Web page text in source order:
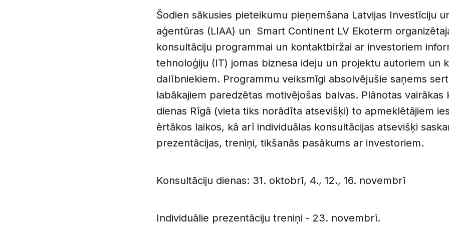
Šodien sākusies pieteikumu pieņemšana Latvijas Investīciju
aģentūras (LIAA) un Smart Continent LV Ekoterm
konsultāciju programmai un kontaktbiržai ar investoriem
tehnoloģiju (IT) jomas biznesa ideju un projektu autoriem un
dalībniekiem. Programmu veiksmīgi absolvējušie saņems
labākajiem paredzētas motivējošas balvas. Plānotas vairākas
dienas Rīgā (vieta tiks norādīta atsevišķi) to apmeklētājiem
ērtākos laikos, kā arī individuālas konsultācijas atsevišķi
prezentācijas, treniņi, tikšanās pasākums ar investoriem.
Konsultāciju dienas: 31. oktobrī, 4., 12., 16. novembrī
Individuālie prezentāciju treniņi - 23. novembrī.